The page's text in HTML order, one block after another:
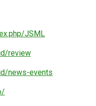
JSML
review
news-events